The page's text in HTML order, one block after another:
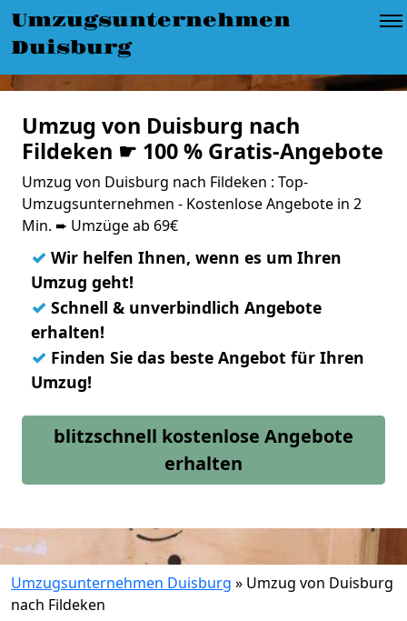
Umzugsunternehmen
Duisburg
Umzug von Duisburg nach
Fildeken ☛ 100 % Gratis-Angebote
Umzug von Duisburg nach Fildeken : Top-
Umzugsunternehmen - Kostenlose Angebote in 2
Min. ➨ Umzüge ab 69€
✓ Wir helfen Ihnen, wenn es um Ihren
Umzug geht!
✓ Schnell & unverbindlich Angebote
erhalten!
✓ Finden Sie das beste Angebot für Ihren
Umzug!
blitzschnell kostenlose Angebote
erhalten
Umzugsunternehmen Duisburg » Umzug von Duisburg
nach Fildeken